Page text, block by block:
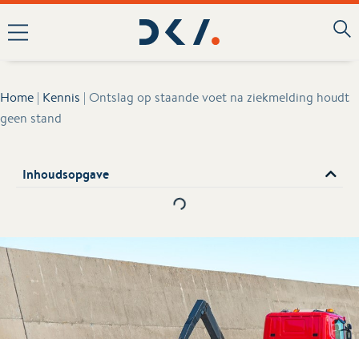
Home | Kennis | Ontslag op staande voet na ziekmelding houdt
geen stand
Inhoudsopgave